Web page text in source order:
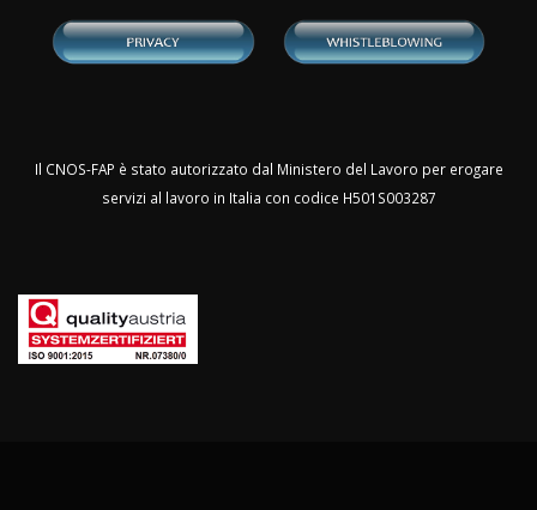
Il CNOS-FAP è stato autorizzato dal Ministero del Lavoro per erogare
servizi al lavoro in Italia con codice H501S003287